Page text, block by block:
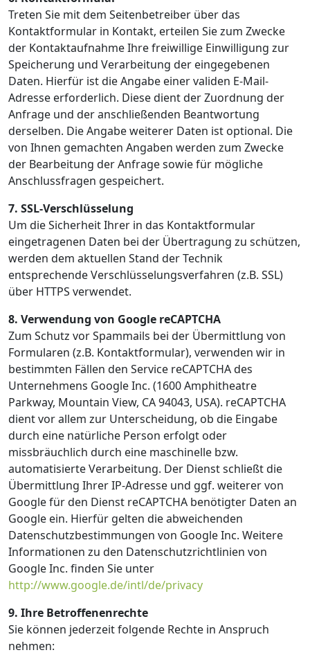
Treten Sie mit dem Seitenbetreiber über das
Kontaktformular in Kontakt, erteilen Sie zum Zwecke
der Kontaktaufnahme Ihre freiwillige Einwilligung zur
Speicherung und Verarbeitung der eingegebenen
Daten. Hierfür ist die Angabe einer validen E-Mail-
Adresse erforderlich. Diese dient der Zuordnung der
Anfrage und der anschließenden Beantwortung
derselben. Die Angabe weiterer Daten ist optional. Die
von Ihnen gemachten Angaben werden zum Zwecke
der Bearbeitung der Anfrage sowie für mögliche
Anschlussfragen gespeichert.
7. SSL-Verschlüsselung
Um die Sicherheit Ihrer in das Kontaktformular
eingetragenen Daten bei der Übertragung zu schützen,
werden dem aktuellen Stand der Technik
entsprechende Verschlüsselungsverfahren (z.B. SSL)
über HTTPS verwendet.
8. Verwendung von Google reCAPTCHA
Zum Schutz vor Spammails bei der Übermittlung von
Formularen (z.B. Kontaktformular), verwenden wir in
bestimmten Fällen den Service reCAPTCHA des
Unternehmens Google Inc. (1600 Amphitheatre
Parkway, Mountain View, CA 94043, USA). reCAPTCHA
dient vor allem zur Unterscheidung, ob die Eingabe
durch eine natürliche Person erfolgt oder
missbräuchlich durch eine maschinelle bzw.
automatisierte Verarbeitung. Der Dienst schließt die
Übermittlung Ihrer IP-Adresse und ggf. weiterer von
Google für den Dienst reCAPTCHA benötigter Daten an
Google ein. Hierfür gelten die abweichenden
Datenschutzbestimmungen von Google Inc. Weitere
Informationen zu den Datenschutzrichtlinien von
Google Inc. finden Sie unter
http://www.google.de/intl/de/privacy
9. Ihre Betroffenenrechte
Sie können jederzeit folgende Rechte in Anspruch
nehmen: